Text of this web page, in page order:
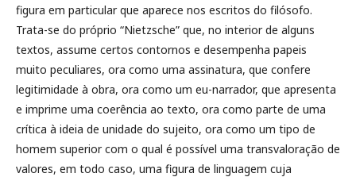
figura em particular que aparece nos escritos do filósofo.
Trata-se do próprio “Nietzsche” que, no interior de alguns
textos, assume certos contornos e desempenha papeis
muito peculiares, ora como uma assinatura, que confere
legitimidade à obra, ora como um eu-narrador, que apresenta
e imprime uma coerência ao texto, ora como parte de uma
crítica à ideia de unidade do sujeito, ora como um tipo de
homem superior com o qual é possível uma transvaloração de
valores, em todo caso, uma figura de linguagem cuja